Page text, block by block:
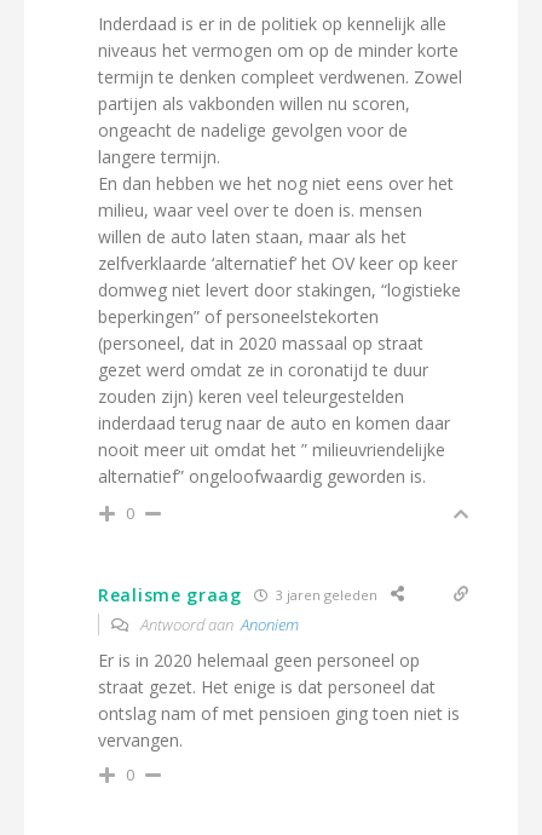
Inderdaad is er in de politiek op kennelijk alle
niveaus het vermogen om op de minder korte
termijn te denken compleet verdwenen. Zowel
partijen als vakbonden willen nu scoren,
ongeacht de nadelige gevolgen voor de
langere termijn.
En dan hebben we het nog niet eens over het
milieu, waar veel over te doen is. mensen
willen de auto laten staan, maar als het
zelfverklaarde ‘alternatief’ het OV keer op keer
domweg niet levert door stakingen, “logistieke
beperkingen” of personeelstekorten
(personeel, dat in 2020 massaal op straat
gezet werd omdat ze in coronatijd te duur
zouden zijn) keren veel teleurgestelden
inderdaad terug naar de auto en komen daar
nooit meer uit omdat het ” milieuvriendelijke
alternatief” ongeloofwaardig geworden is.
0
Realisme graag 3 jaren geleden
Antwoord aanAnoniem
Er is in 2020 helemaal geen personeel op
straat gezet. Het enige is dat personeel dat
ontslag nam of met pensioen ging toen niet is
vervangen.
0